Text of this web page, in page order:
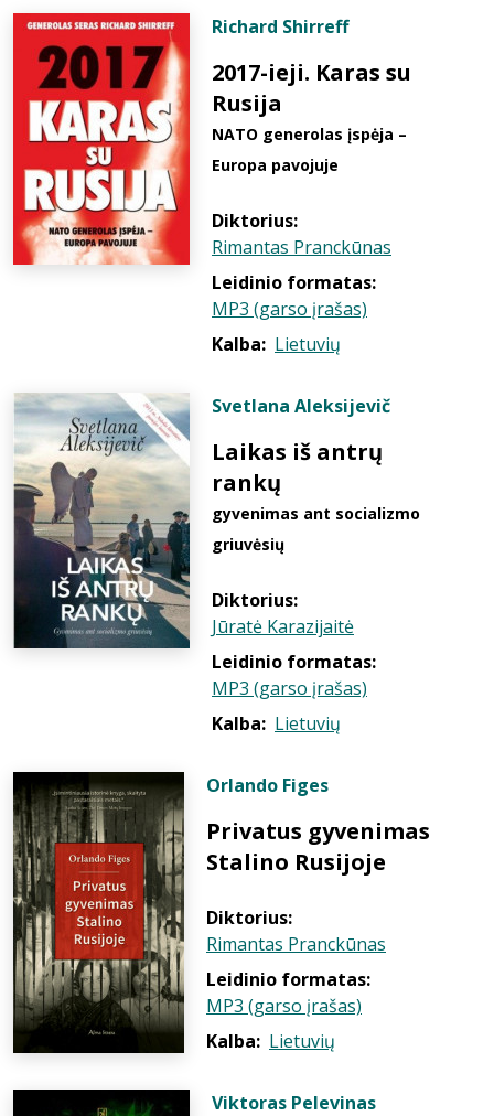
Richard Shirreff
2017-ieji. Karas su
Rusija
NATO generolas įspėja –
Europa pavojuje
Diktorius:
Rimantas Pranckūnas
Leidinio formatas:
MP3 (garso įrašas)
Kalba: Lietuvių
Svetlana Aleksijevič
Laikas iš antrų
rankų
gyvenimas ant socializmo
griuvėsių
Diktorius:
Jūratė Karazijaitė
Leidinio formatas:
MP3 (garso įrašas)
Kalba: Lietuvių
Orlando Figes
Privatus gyvenimas
Stalino Rusijoje
Diktorius:
Rimantas Pranckūnas
Leidinio formatas:
MP3 (garso įrašas)
Kalba: Lietuvių
Viktoras Pelevinas